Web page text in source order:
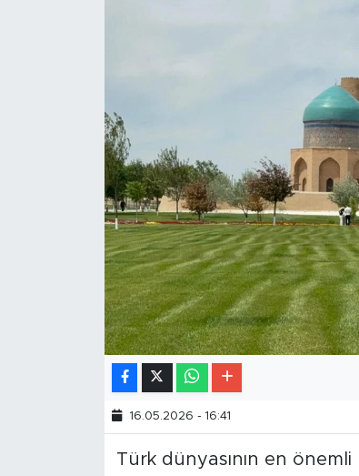
16.05.2026 - 16:41
Türk dünyasının en